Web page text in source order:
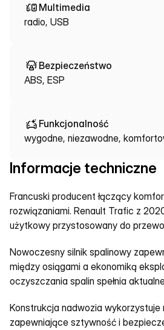
Multimedia
radio, USB
Bezpieczeństwo
ABS, ESP
Funkcjonalność
wygodne, niezawodne,
Informacje techniczne
Francuski producent łączący
rozwiązaniami. Renault Trafic z
użytkowy przystosowany do
Nowoczesny silnik spalinowy
między osiągami a ekonomiką
oczyszczania spalin spełnia
Konstrukcja nadwozia wykorzystuje
zapewniające sztywność i